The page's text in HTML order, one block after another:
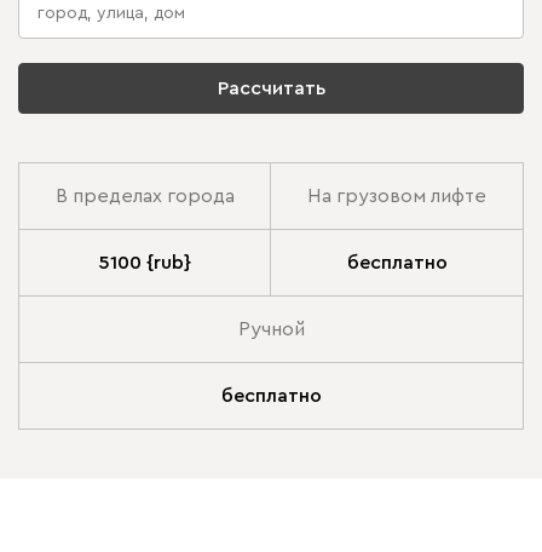
Рассчитать
В пределах города На грузовом лифте
5100 {rub} бесплатно
Ручной
бесплатно